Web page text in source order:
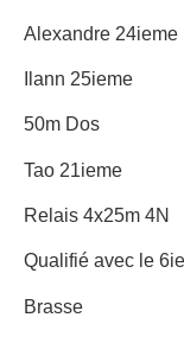
Alexandre 24ieme
Ilann 25ieme
50m Dos
Tao 21ieme
Relais 4x25m 4N
Qualifié avec le
Brasse